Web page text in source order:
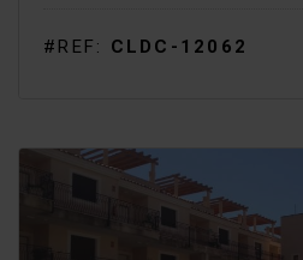
#REF: CLDC-12062